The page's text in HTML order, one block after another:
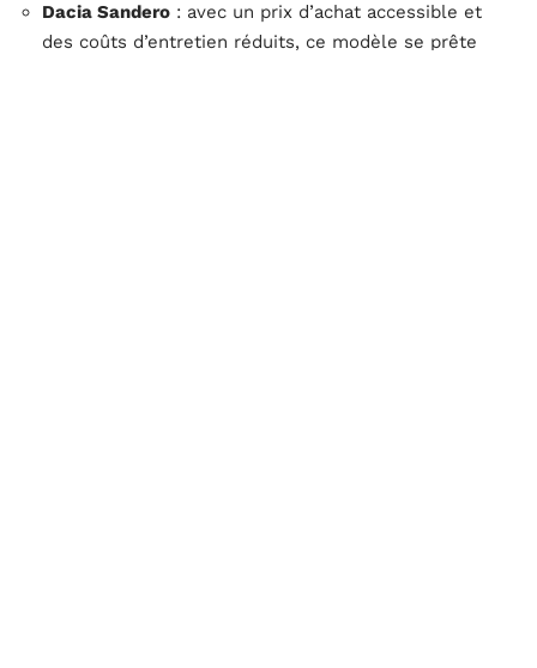
Dacia Sandero : avec un prix d’achat accessible et
des coûts d’entretien réduits, ce modèle se prête